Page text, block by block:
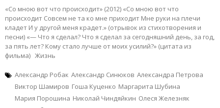
«Со мною вот что происходит» (2012) «Со мною вот что
происходит Совсем не та ко мне приходит Мне руки на плечи
кладет И у другой меня крадет.» (отрывок из стихотворения и
песни) «— Что я сделал? Что я сделал за сегодняшний день, за год,
за пять лет? Кому стало лучше от моих усилий?» (цитата из
фильма) Жизнь
Александр Робак Александр Синюков Александра Петрова
Виктор Шамиров Гоша Куценко Маргарита Шубина
Мария Порошина Николай Чиндяйкин Олеся Железняк